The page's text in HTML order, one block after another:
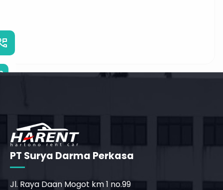
PT Surya Darma Perkasa
Jl. Raya Daan Mogot km 1 no.99